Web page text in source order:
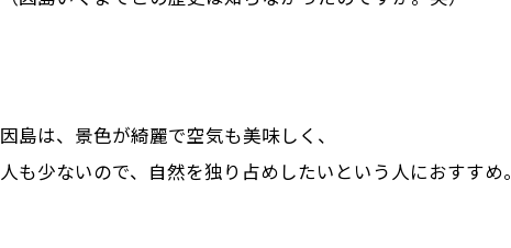
因島は、景色が綺麗で空気も美味しく、
人も少ないので、自然を独り占めしたいという人におすすめ。